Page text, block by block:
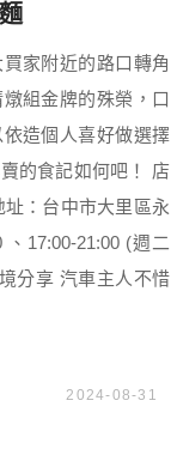
家附近的路口轉角
組金牌的殊榮，口
造個人喜好做選擇
的食記如何吧！ 店
：台中市大里區永
17:00-21:00 (週二
分享 汽車主人不惜
2024-08-31